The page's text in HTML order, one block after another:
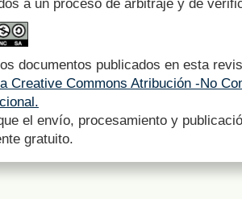
a un proceso de arbitraje y de
documentos publicados en esta
Creative Commons Atribución -No
el envío, procesamiento y
gratuito.